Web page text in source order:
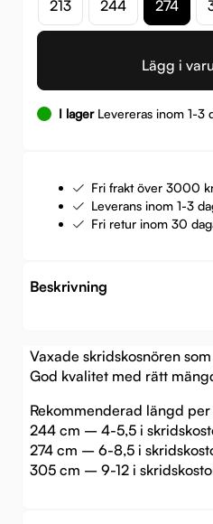
213 244 274
Lägg i
I lagerLevereras inom 1-3
Fri frakt över 3000
Leverans inom 1-3
Fri retur inom 30
Beskrivning
Vaxade skridskosnören
God kvalitet med rätt
Rekommenderad längd
244 cm – 4-5,5 i
274 cm – 6-8,5 i
305 cm – 9-12 i